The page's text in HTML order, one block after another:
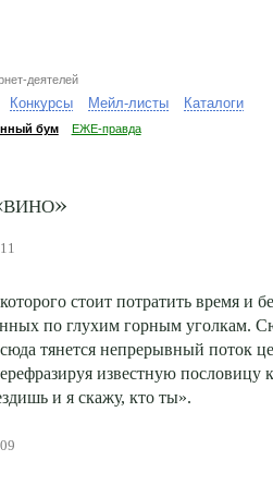
деятелей
Конкурсы Мейл-листы Каталоги
бум ЕЖЕ-правда
стоит потратить время и
по глухим горным уголкам.
тянется непрерывный поток
известную пословицу
и я скажу, кто ты».